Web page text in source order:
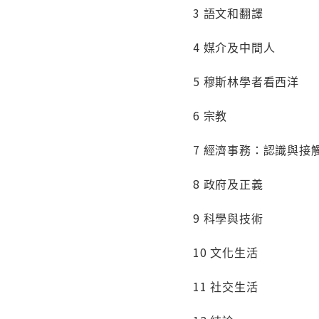
3 語文和翻譯
4 媒介及中間人
5 穆斯林學者看西洋
6 宗教
7 經濟事務：認識與接
8 政府及正義
9 科學與技術
10 文化生活
11 社交生活